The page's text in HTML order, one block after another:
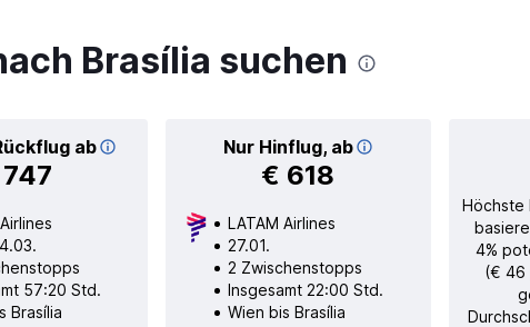
Brasília suchen
ab Nur Hinflug, ab
€ 618
57:20 Std.
Brasília
LATAM Airlines
27.01.
2 Zwischenstopps
Insgesamt 22:00 Std.
Wien bis Brasília
Höchste
4%
(€ 46